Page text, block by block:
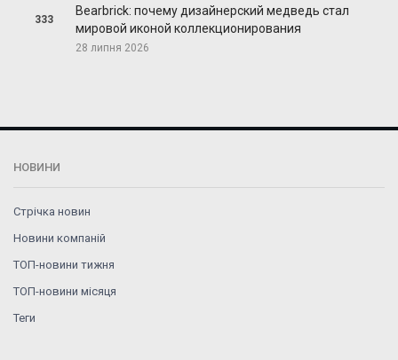
333
Bearbrick: почему дизайнерский медведь стал
мировой иконой коллекционирования
28 липня 2026
НОВИНИ
Стрічка новин
Новини компаній
ТОП-новини тижня
ТОП-новини місяця
Теги